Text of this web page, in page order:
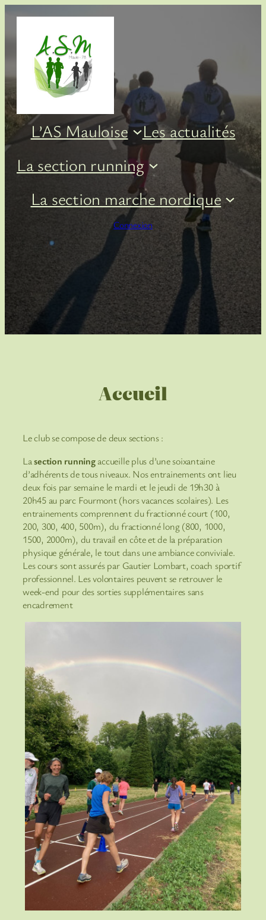
Aller
L’AS Mauloise
Les actualités
La section running
La section marche nordique
Connexion
Accueil
Le club se compose de deux sections :
Lasection runningaccueille plus d’une soixantaine
d’adhérents de tous niveaux. Nos entrainements ont lieu
deux fois par semaine le mardi et le jeudi de 19h30 à
20h45 au parc Fourmont (hors vacances scolaires). Les
entrainements comprennent du fractionné court (100,
200, 300, 400, 500m), du fractionné long (800, 1000,
1500, 2000m), du travail en côte et de la préparation
physique générale, le tout dans une ambiance conviviale.
Les cours sont assurés par Gautier Lombart, coach sportif
professionnel. Les volontaires peuvent se retrouver le
week-end pour des sorties supplémentaires sans
encadrement